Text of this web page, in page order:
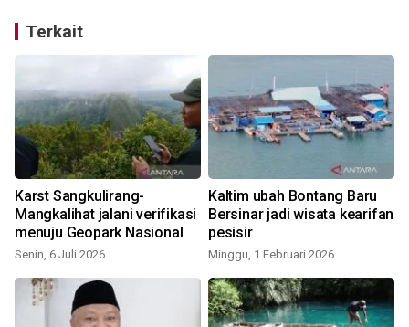
Terkait
Karst Sangkulirang-
Mangkalihat jalani verifikasi
menuju Geopark Nasional
Senin, 6 Juli 2026
Kaltim ubah Bontang Baru
Bersinar jadi wisata kearifan
pesisir
Minggu, 1 Februari 2026